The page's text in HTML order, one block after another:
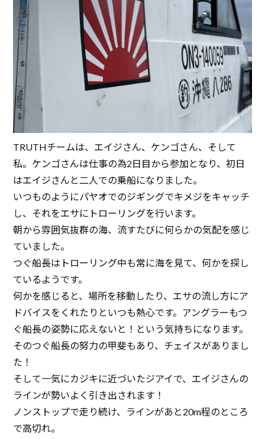
TRUTHチームは、エイジさん、ケンゴさん、そして
私。ケンゴさんは仕事の為2日目から参加となり、初日
はエイジさんと二人での乗船になりました。
いつものようにパヤオでのジギングでキメジをキャッチ
し、それをエサにトローリングを行います。
朝から雰囲気抜群の海、流すたびに何らかの気配を感じ
ていました。
つぐ船長はトローリング中も常に海を見て、何かを探し
ているようです。
何かを感じると、場所を移動したり、エサの流し方にア
ドバイスをくれたりといつも熱心です。アングラーもつ
ぐ船長の姿勢に応えないと！という気持ちになります。
そのつぐ船長の努力の甲斐もあり、チェイスがありまし
た！
そして一気にカジキに近づいたジアイで、エイジさんの
ラインが勢いよく引き出されます！
ノンストップで走り続け、ラインがあと20m程のところ
で高切れ。